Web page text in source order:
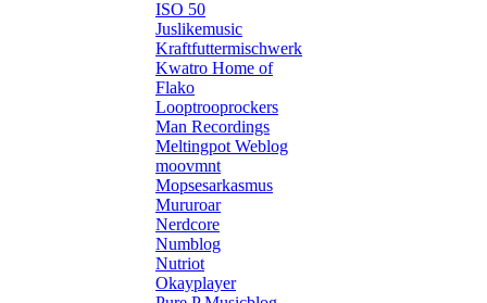
ISO 50
Juslikemusic
Kraftfuttermischwerk
Kwatro Home of
Flako
Looptrooprockers
Man Recordings
Meltingpot Weblog
moovmnt
Mopsesarkasmus
Mururoar
Nerdcore
Numblog
Nutriot
Okayplayer